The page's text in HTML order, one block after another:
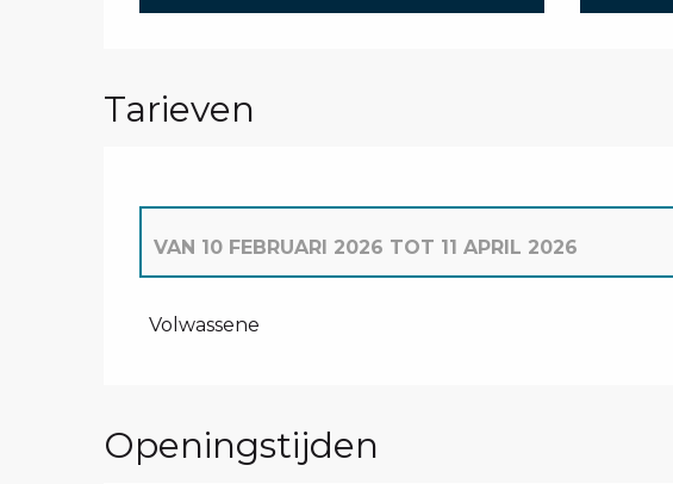
Tarieven
VAN14 DECEMBER 2025
VAN 10 FEBRUARI 2026 TOT 11 APRIL 2026
Volwassene
Openingstijden